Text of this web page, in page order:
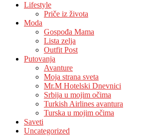
Lifestyle
Priče iz života
Moda
Gospođa Mama
Lista zelja
Outfit Post
Putovanja
Avanture
Moja strana sveta
Mr.M Hotelski Dnevnici
Srbija u mojim očima
Turkish Airlines avantura
Turska u mojim očima
Saveti
Uncategorized